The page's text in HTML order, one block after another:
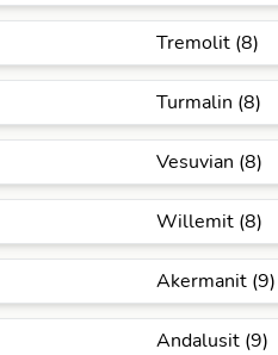
Tremolit (8)
Turmalin (8)
Vesuvian (8)
Willemit (8)
Akermanit (9)
Andalusit (9)